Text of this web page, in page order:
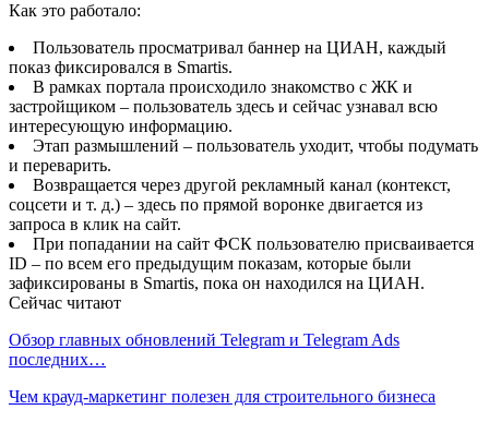
Как это работало:
Пользователь просматривал баннер на ЦИАН, каждый
показ фиксировался в Smartis.
В рамках портала происходило знакомство с ЖК и
застройщиком – пользователь здесь и сейчас узнавал всю
интересующую информацию.
Этап размышлений – пользователь уходит, чтобы подумать
и переварить.
Возвращается через другой рекламный канал (контекст,
соцсети и т. д.) – здесь по прямой воронке двигается из
запроса в клик на сайт.
При попадании на сайт ФСК пользователю присваивается
ID – по всем его предыдущим показам, которые были
зафиксированы в Smartis, пока он находился на ЦИАН.
Сейчас читают
Обзор главных обновлений Telegram и Telegram Ads
последних…
Чем крауд-маркетинг полезен для строительного бизнеса